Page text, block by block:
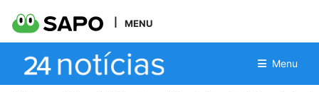
MENU
Menu